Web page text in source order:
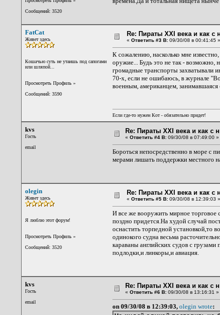
Сообщений: 3520
FatCat
Живет здесь
Кошачью суть не утаишь под сапогами
или шляпой...
Просмотреть Профиль»
Сообщений: 3590
Re: Пираты XXI века и как с
« Ответить #3 В:09/30/08 в 00:41:45 »
К сожалению, насколько мне
оружие... Будь это не так - возможно,
громадные транспорты захватывали
70-х, если не ошибаюсь, в журнале
военным, американцем,
Если где-то нужен Кот - обязательно придет!
kvs
Гость
email
Re: Пираты XXI века и как с
« Ответить #4 В:09/30/08 в 07:49:00 »
Бороться непосредственно в море с
мерами лишать поддержки местного
olegin
Живет здесь
Я люблю этот форум!
Просмотреть Профиль»
Сообщений: 3520
Re: Пираты XXI века и как с
« Ответить #5 В:09/30/08 в 12:39:03 »
И все же вооружить мирное торговое
поздно придется.На худой случай
оснастить торпедной установкой,то
одинокого судна весьма
караваны английских судов с
подлодки,и линкоры,и авиация.
kvs
Гость
email
Re: Пираты XXI века и как с
« Ответить #6 В:09/30/08 в 13:16:31 »
on 09/30/08 в 12:39:03, olegin wrote: